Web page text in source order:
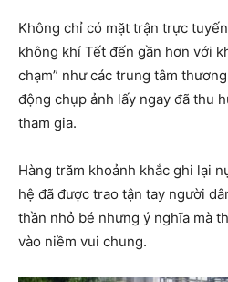
Không chỉ có mặt trận trực
không khí Tết đến gần hơn với
chạm” như các trung tâm
động chụp ảnh lấy ngay đã thu
tham gia.
Hàng trăm khoảnh khắc ghi lại
hệ đã được trao tận tay người
thần nhỏ bé nhưng ý nghĩa mà
vào niềm vui chung.